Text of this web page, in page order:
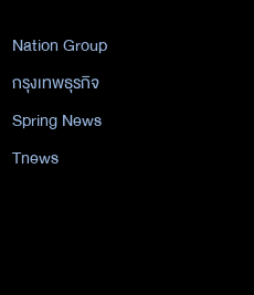
Nation Group
กรุงเทพธุรกิจ
Spring News
Tnews